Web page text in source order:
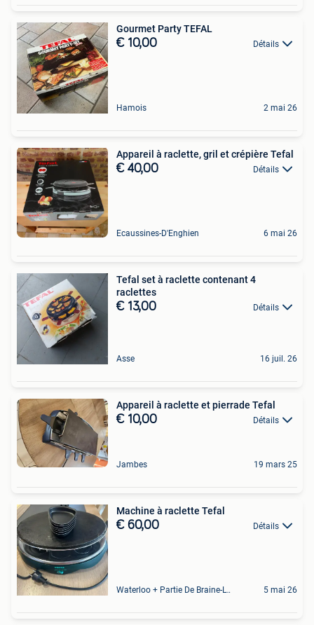
Gourmet Party TEFAL
€ 10,00 Détails
Hamois 2 mai 26
Appareil à raclette, gril et crépière Tefal
€ 40,00 Détails
Ecaussines-D'Enghien 6 mai 26
Tefal set à raclette contenant 4
raclettes
€ 13,00 Détails
Asse 16 juil. 26
Appareil à raclette et pierrade Tefal
€ 10,00 Détails
Jambes 19 mars 25
Machine à raclette Tefal
€ 60,00 Détails
Waterloo + Partie De Braine-L'Alleud, De Ohain 5 mai 26